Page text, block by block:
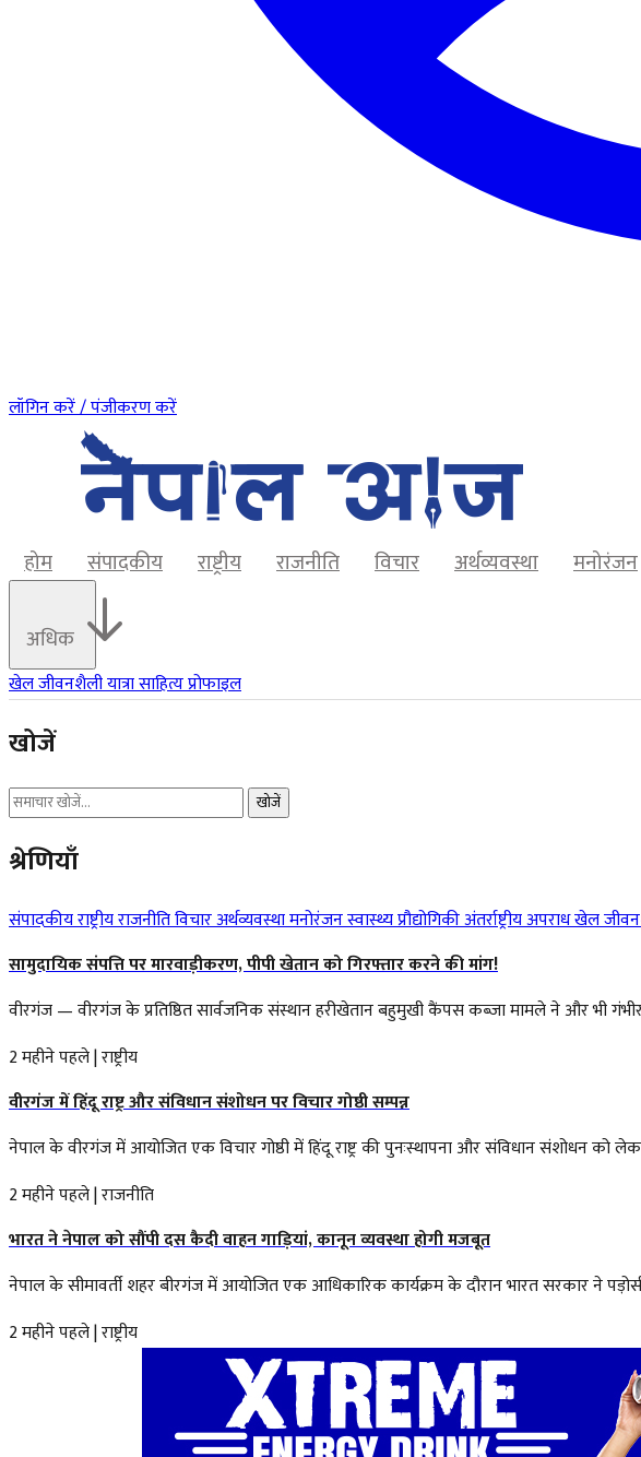
लॉगिन करें / पंजीकरण करें
होम संपादकीय राष्ट्रीय राजनीति विचार अर्थव्यवस्था मनोरंजन
अधिक
खेलजीवनशैलीयात्रासाहित्यप्रोफाइल
खोजें
खोजें
श्रेणियाँ
संपादकीयराष्ट्रीयराजनीतिविचारअर्थव्यवस्थामनोरंजनस्वास्थ्यप्रौद्योगिकीअंतर्राष्ट्रीयअपराधखेल
सामुदायिक संपत्ति पर मारवाड़ीकरण, पीपी खेतान को गिरफ्तार करने की मांग!
वीरगंज — वीरगंज के प्रतिष्ठित सार्वजनिक संस्थान हरीखेतान बहुमुखी कैंपस कब्जा मामले ने और भी
2 महीने पहले|राष्ट्रीय
वीरगंज में हिंदू राष्ट्र और संविधान संशोधन पर विचार गोष्ठी सम्पन्न
नेपाल के वीरगंज में आयोजित एक विचार गोष्ठी में हिंदू राष्ट्र की पुनःस्थापना और संविधान संशोधन को
2 महीने पहले|राजनीति
भारत ने नेपाल को सौंपी दस कैदी वाहन गाड़ियां, कानून व्यवस्था होगी मजबूत
नेपाल के सीमावर्ती शहर बीरगंज में आयोजित एक आधिकारिक कार्यक्रम के दौरान भारत सरकार ने
2 महीने पहले|राष्ट्रीय